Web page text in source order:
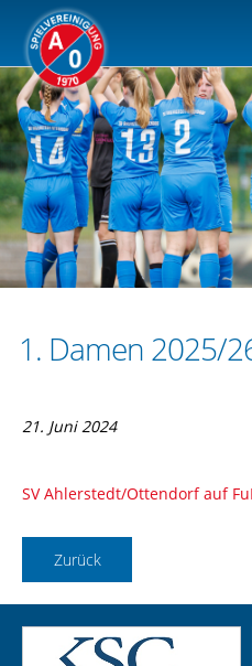
1. Damen 2025/
21. Juni 2024
SV Ahlerstedt/Ottendorf auf
Zurück